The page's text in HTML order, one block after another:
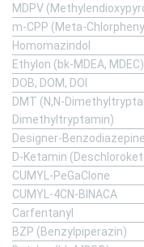
MDPV
m-CPP (Meta-
Homomazindol
Ethylon (bk-MDEA, MDEC)
DOB, DOM, DOI
DMT (N,N-
Dimethyltryptamin)
Designer-
D-Ketamin
CUMYL-PeGaClone
CUMYL-4CN-BINACA
Carfentanyl
BZP (Benzylpiperazin)